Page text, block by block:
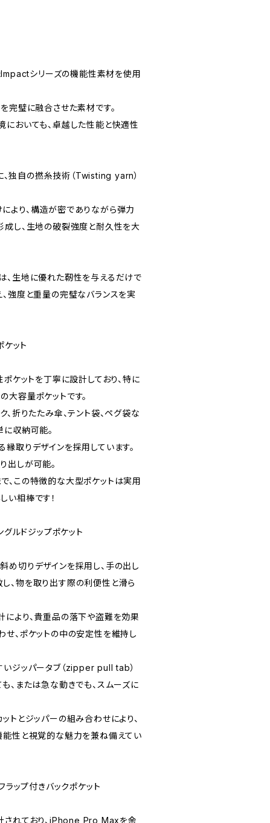
シリーズの機能性素材を使用
完璧に融合させた素材です。
においても、卓越した性能と快適性
独自の撚糸技術（Twisting yarn）
より、構造が密でありながら弾力
成し、生地の破裂強度と耐久性を大
、生地に優れた靭性を与えるだけで
強度と重量の完璧なバランスを実
ット
ットを丁寧に設計しており、特に
容量ポケットです。
、折りたたみ傘、テント袋、ペグ袋な
に収納可能。
取りデザインを採用しています。
出しが可能。
、この特徴的な大型ポケットは実用
い相棒です！
ルドジップポケット
め切りデザインを採用し、手の出し
、物を取り出す際の利便性と滑ら
により、貴重品の落下や盗難を効果
、ポケットの中の安定性を維持し
いジッパータブ（zipper pull tab）
、または急な動きでも、スムーズに
トとジッパーの組み合わせにより、
能性と視覚的な魅力を兼ね備えてい
ップ付きバックポケット
されており、iPhone Pro Maxを余